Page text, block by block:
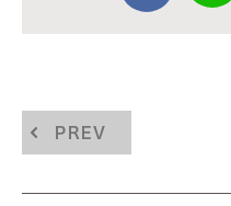
PREV